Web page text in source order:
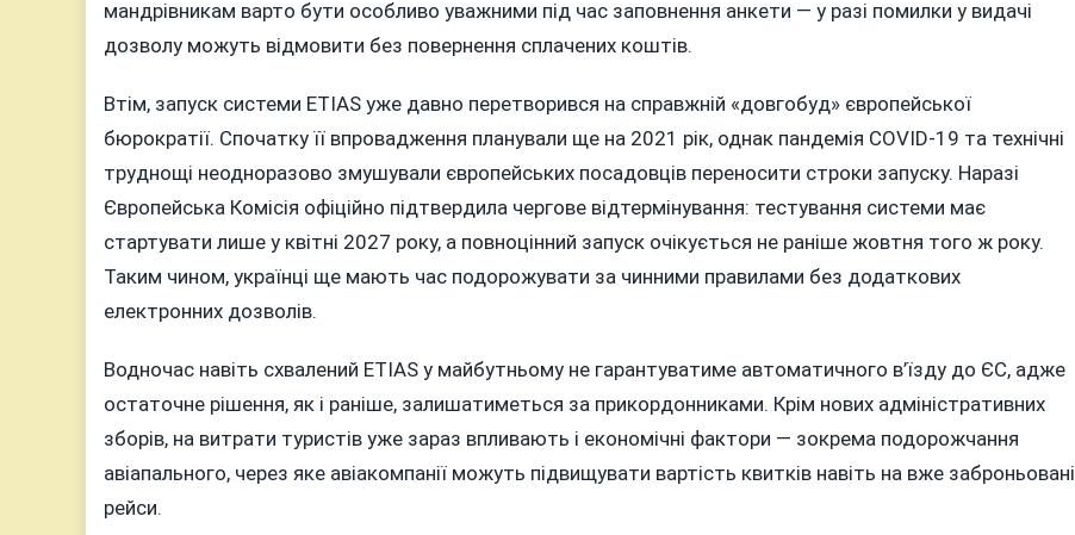
мандрівникам варто бути особливо уважними під час заповнення анкети — у разі помилки у видачі
дозволу можуть відмовити без повернення сплачених коштів.
Втім, запуск системи ETIAS уже давно перетворився на справжній «довгобуд» європейської
бюрократії. Спочатку її впровадження планували ще на 2021 рік, однак пандемія COVID-19 та технічні
труднощі неодноразово змушували європейських посадовців переносити строки запуску. Наразі
Європейська Комісія офіційно підтвердила чергове відтермінування: тестування системи має
стартувати лише у квітні 2027 року, а повноцінний запуск очікується не раніше жовтня того ж року.
Таким чином, українці ще мають час подорожувати за чинними правилами без додаткових
електронних дозволів.
Водночас навіть схвалений ETIAS у майбутньому не гарантуватиме автоматичного в’їзду до ЄС, адже
остаточне рішення, як і раніше, залишатиметься за прикордонниками. Крім нових адміністративних
зборів, на витрати туристів уже зараз впливають і економічні фактори — зокрема подорожчання
авіапального, через яке авіакомпанії можуть підвищувати вартість квитків навіть на вже заброньовані
рейси.